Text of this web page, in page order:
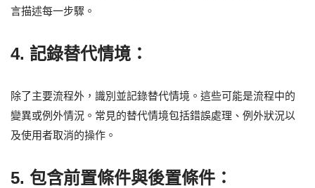
言描述每一步驟。
4. 記錄替代情境：
除了主要流程外，識別並記錄替代情境。這些可能是流程中的
變異或例外情況。常見的替代情境包括錯誤處理、例外狀況以
及使用者取消的操作。
5. 包含前置條件與後置條件：